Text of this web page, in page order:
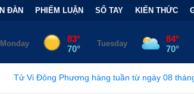
ĐÀN PHIẾM LUẬN SỔ TAY KIẾN THỨC
hàng tuần từ ngày 08 tháng 08, 2026 đến 14